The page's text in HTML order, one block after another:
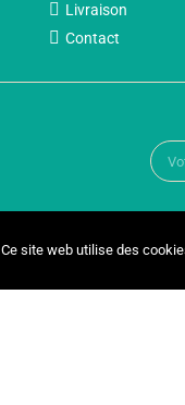
Livraison
Contact
Ce site web utilise des